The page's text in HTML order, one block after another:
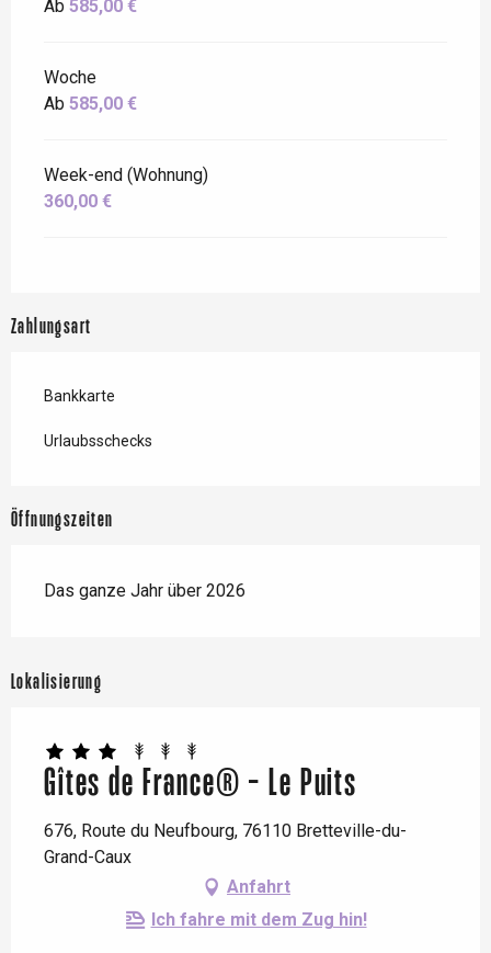
Ab 585,00 €
Woche
Ab 585,00 €
Week-end (Wohnung)
360,00 €
Zahlungsart
Bankkarte
Urlaubsschecks
Öffnungszeiten
Das ganze Jahr über 2026
Lokalisierung
Gîtes de France® - Le Puits
676, Route du Neufbourg, 76110 Bretteville-du-
Grand-Caux
Anfahrt
Ich fahre mit dem Zug hin!